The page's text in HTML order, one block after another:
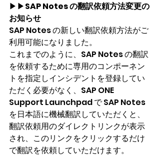
▶▶SAP Notes の翻訳依頼方法変更の
お知らせ
SAP Notes の新しい翻訳依頼方法がご
利用可能になりました。
これまでのように、SAP Notes の翻訳
を依頼するために専用のコンポーネン
トを指定しインシデントを登録してい
ただく必要がなく、SAP ONE
Support Launchpad で SAP Notes
を日本語に機械翻訳していただくと、
翻訳依頼用のダイレクトリンクが表示
され、このリンクをクリックするだけ
で翻訳を依頼していただけます。